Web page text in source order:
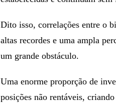
Dito isso, correlações entre o
altas recordes e uma ampla
um grande obstáculo.
Uma enorme proporção de
posições não rentáveis,